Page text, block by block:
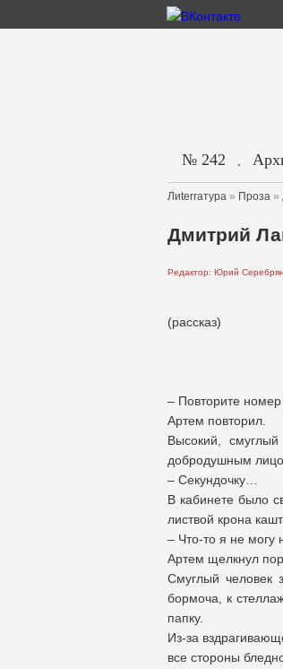
№ 242 .
Лиterraтура » Проза »
Дмитрий
Редактор: Юрий
(рассказ)
– Повторите номер
Артем повторил.
Высокий,
добродушным
– Секундочку…
В кабинете было
листвой крона
– Что-то я не могу
Артем щелкнул
Смуглый человек
бормоча, к
папку.
Из-за
все стороны